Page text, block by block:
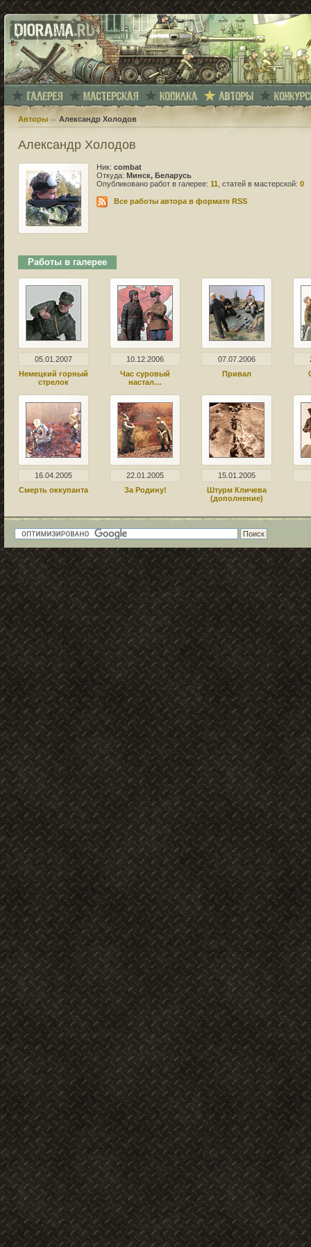
Авторы Александр Холодов
Александр Холодов
Ник: combat
Откуда: Минск, Беларусь
Опубликовано работ в галерее: 11, статей в мастерской: 0
Все работы автора в формате RSS
Работы в галерее
05.01.2007
Немецкий горный
стрелок
10.12.2006
Час суровый
настал…
07.07.2006
Привал
16.04.2005
Смерть оккупанта
22.01.2005
За Родину!
15.01.2005
Штурм Кличева
(дополнение)